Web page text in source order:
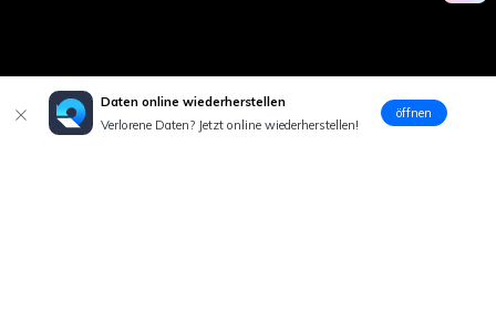
Daten online wiederherstellen
Verlorene Daten? Jetzt online wiederherstellen!
öffnen